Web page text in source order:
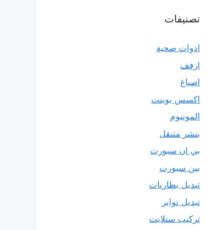
تصنيفات
ادوات صحية
ارفف
اصباغ
اكسس بوينت
المونيوم
بنشر متنقل
بي ان سبورت
بين سبورت
تبديل بطاريات
تبديل تواير
تركيب ستلايت